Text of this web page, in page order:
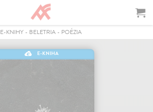
E-KNIHY- BELETRIA- POÉZIA
E-KNIHA